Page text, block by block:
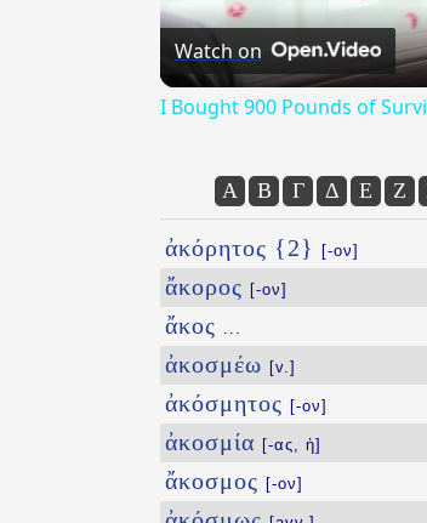
Watch on
I Bought 900 Pounds of
Α Β Γ Δ Ε Ζ
ἀκόρητος {2} [-ον]
ἄκορος [-ον]
ἄκος
ἀκοσμέω [v.]
ἀκόσμητος [-ον]
ἀκοσμία [-ας, ἡ]
ἄκοσμος [-ον]